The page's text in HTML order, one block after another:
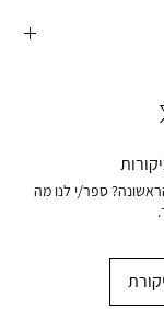
ספר/י לנו מה